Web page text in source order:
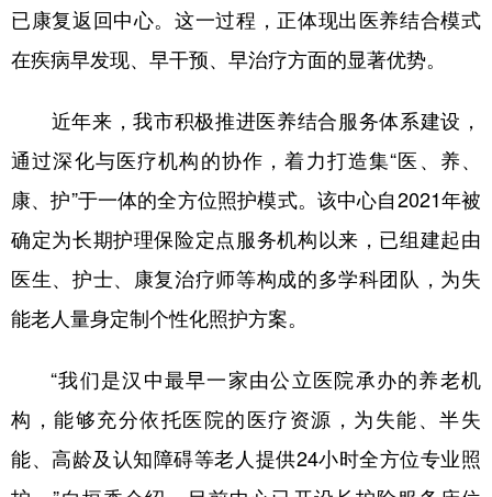
已康复返回中心。这一过程，正体现出医养结合模式
在疾病早发现、早干预、早治疗方面的显著优势。
近年来，我市积极推进医养结合服务体系建设，
通过深化与医疗机构的协作，着力打造集“医、养、
康、护”于一体的全方位照护模式。该中心自2021年被
确定为长期护理保险定点服务机构以来，已组建起由
医生、护士、康复治疗师等构成的多学科团队，为失
能老人量身定制个性化照护方案。
“我们是汉中最早一家由公立医院承办的养老机
构，能够充分依托医院的医疗资源，为失能、半失
能、高龄及认知障碍等老人提供24小时全方位专业照